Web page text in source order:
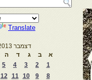
Translate
דצמבר 2013
א
ב ג ד ה
1
2
3
4
5
8
9
10
11
12